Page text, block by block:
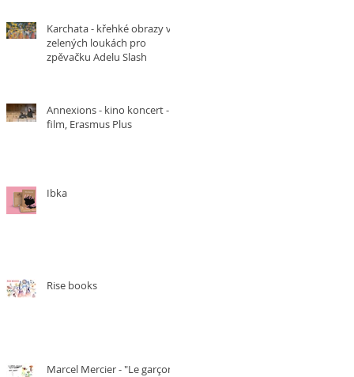
Karchata - křehké obrazy v
zelených loukách pro
zpěvačku Adelu Slash
Annexions - kino koncert -
film, Erasmus Plus
Ibka
Rise books
Marcel Mercier - "Le garçon